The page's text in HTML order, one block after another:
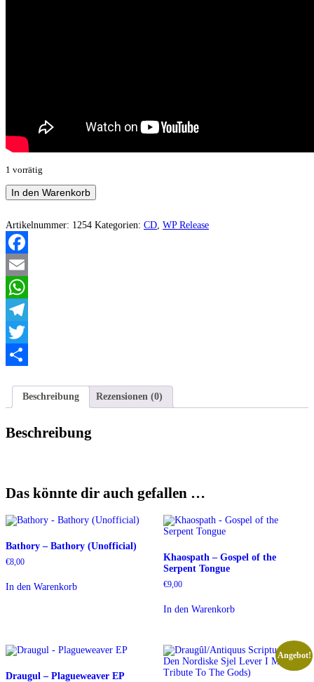
1 vorrätig
Tårfödd
-
I
Sorg
Menge
In den Warenkorb
Artikelnummer: 1254 Kategorien: CD, WP Release
Facebook
Email
WhatsApp
Telegram
Twitter
Beschreibung
Rezensionen (0)
Beschreibung
Das könnte dir auch gefallen …
Bathory – Bathory (Unofficial)
€8,00
In den Warenkorb
Khaospath – Gospel of the
Serpent Tongue
€9,00
In den Warenkorb
Draugul – Plagueweaver EP
Angebot!